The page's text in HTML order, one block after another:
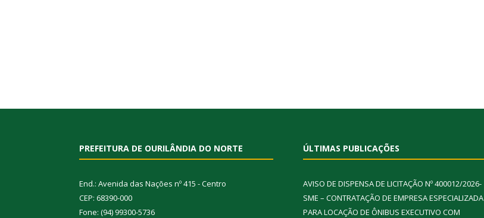
PREFEITURA DE OURILÂNDIA DO NORTE
End.: Avenida das Nações nº 415 - Centro
CEP: 68390-000
Fone: (94) 99300-5736
ÚLTIMAS PUBLICAÇÕES
AVISO DE DISPENSA DE LICITAÇÃO Nº 400012/2026-
SME – CONTRATAÇÃO DE EMPRESA ESPECIALIZADA
PARA LOCAÇÃO DE ÔNIBUS EXECUTIVO COM